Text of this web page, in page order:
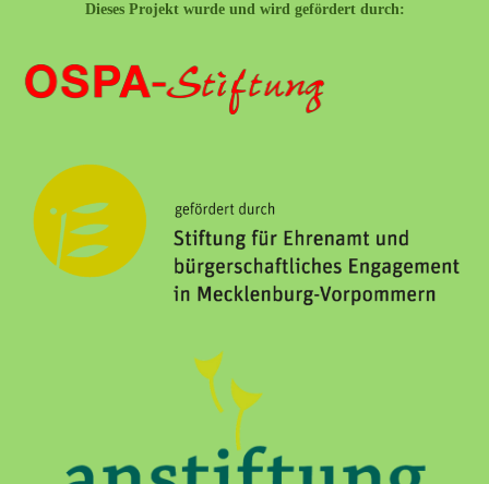
Dieses Projekt wurde und wird gefördert durch: